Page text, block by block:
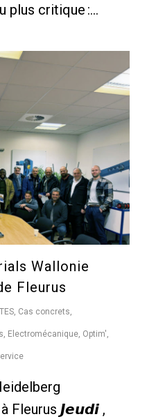
plus critique :...
Wallonie
Fleurus
, Cas concrets,
, Electromécanique, Optim',
Fleurus 𝙅𝙚𝙪𝙙𝙞 ,